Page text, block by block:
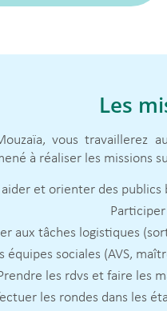
Les
vous
à réaliser les missions
et orienter des
aux tâches logistiques
sociales (AVS,
les rdvs et faire les
les rondes dans les